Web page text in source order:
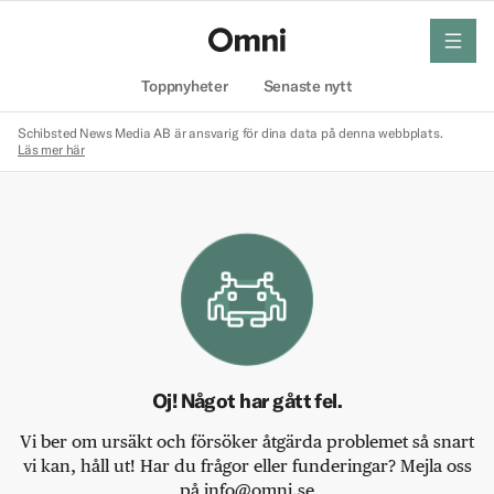
Toppnyheter Senaste nytt
meny
Schibsted News Media AB är ansvarig för dina data på denna webbplats.
Läs mer här
Oj! Något har gått fel.
Vi ber om ursäkt och försöker åtgärda problemet så snart
vi kan, håll ut! Har du frågor eller funderingar? Mejla oss